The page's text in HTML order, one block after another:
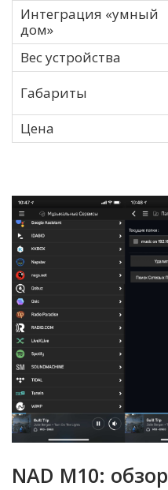
Интеграция «умный
дом»
Вес устройства
Габариты
Цена
NAD M10: обзор